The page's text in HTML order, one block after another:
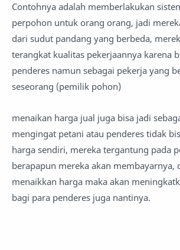
Contohnya adalah memberlakukan
perpohon untuk orang orang, jadi
dari sudut pandang yang berbeda,
terangkat kualitas pekerjaannya karena
penderes namun sebagai pekerja yang
seseorang (pemilik pohon)
menaikan harga jual juga bisa jadi
mengingat petani atau penderes tidak
harga sendiri, mereka tergantung pada
berapapun mereka akan membayarnya,
menaikkan harga maka akan
bagi para penderes juga nantinya.